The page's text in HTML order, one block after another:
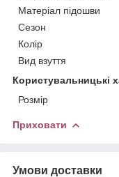
Матеріал підошви
Сезон
Колір
Вид взуття
Користувальницькі
Розмір
Приховати
Умови доставки